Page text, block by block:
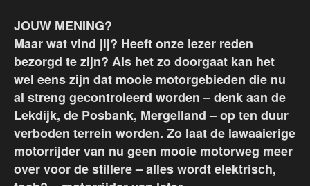
JOUW MENING?
Maar wat vind jij? Heeft onze lezer reden
bezorgd te zijn? Als het zo doorgaat kan het
wel eens zijn dat mooie motorgebieden die nu
al streng gecontroleerd worden – denk aan de
Lekdijk, de Posbank, Mergelland – op ten duur
verboden terrein worden. Zo laat de lawaaierige
motorrijder van nu geen mooie motorweg meer
over voor de stillere – alles wordt elektrisch,